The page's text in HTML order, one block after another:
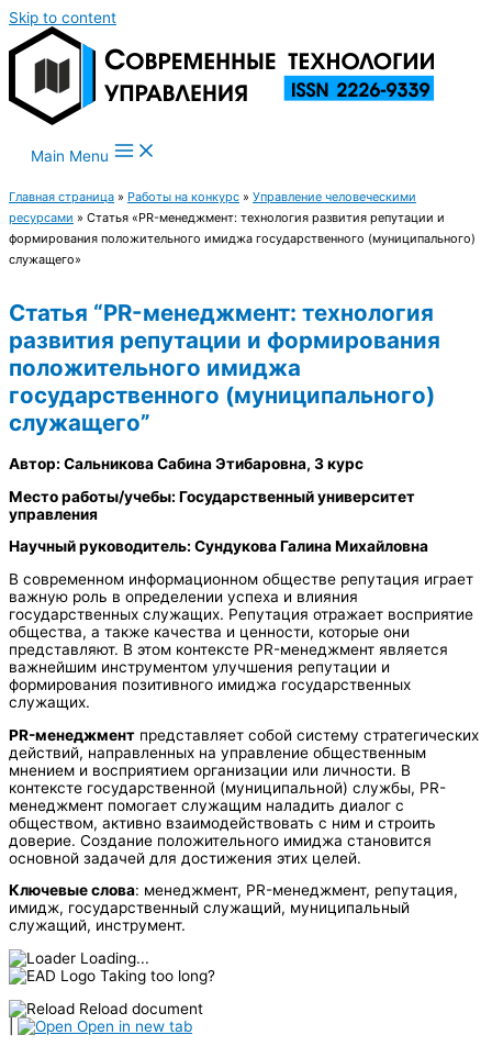
Skip to content
Main Menu
Главная страница » Работы на конкурс » Управление человеческими
ресурсами » Статья «PR-менеджмент: технология развития репутации и
формирования положительного имиджа государственного (муниципального)
служащего»
Статья “PR-менеджмент: технология
развития репутации и формирования
положительного имиджа
государственного (муниципального)
служащего”
Автор: Сальникова Сабина Этибаровна, 3 курс
Место работы/учебы: Государственный университет
управления
Научный руководитель: Сундукова Галина Михайловна
В современном информационном обществе репутация играет
важную роль в определении успеха и влияния
государственных служащих. Репутация отражает восприятие
общества, а также качества и ценности, которые они
представляют. В этом контексте PR-менеджмент является
важнейшим инструментом улучшения репутации и
формирования позитивного имиджа государственных
служащих.
PR-менеджмент представляет собой систему стратегических
действий, направленных на управление общественным
мнением и восприятием организации или личности. В
контексте государственной (муниципальной) службы, PR-
менеджмент помогает служащим наладить диалог с
обществом, активно взаимодействовать с ним и строить
доверие. Создание положительного имиджа становится
основной задачей для достижения этих целей.
Ключевые слова: менеджмент, PR-менеджмент, репутация,
имидж, государственный служащий, муниципальный
служащий, инструмент.
Loading...
Taking too long?
Reload document
Open in new tab